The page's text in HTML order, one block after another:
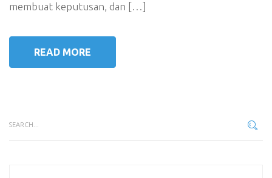
membuat keputusan, dan […]
READ MORE